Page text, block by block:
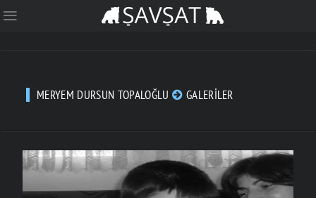
MERYEM DURSUN TOPALOĞLU GALERILER